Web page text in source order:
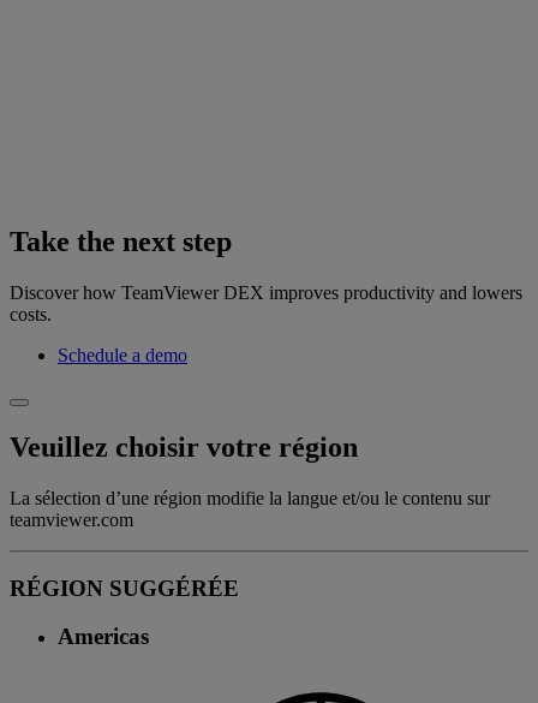
Take the next step
Discover how TeamViewer DEX improves productivity and lowers
costs.
Schedule a demo
Veuillez choisir votre région
La sélection d’une région modifie la langue et/ou le contenu sur
teamviewer.com
RÉGION SUGGÉRÉE
Americas